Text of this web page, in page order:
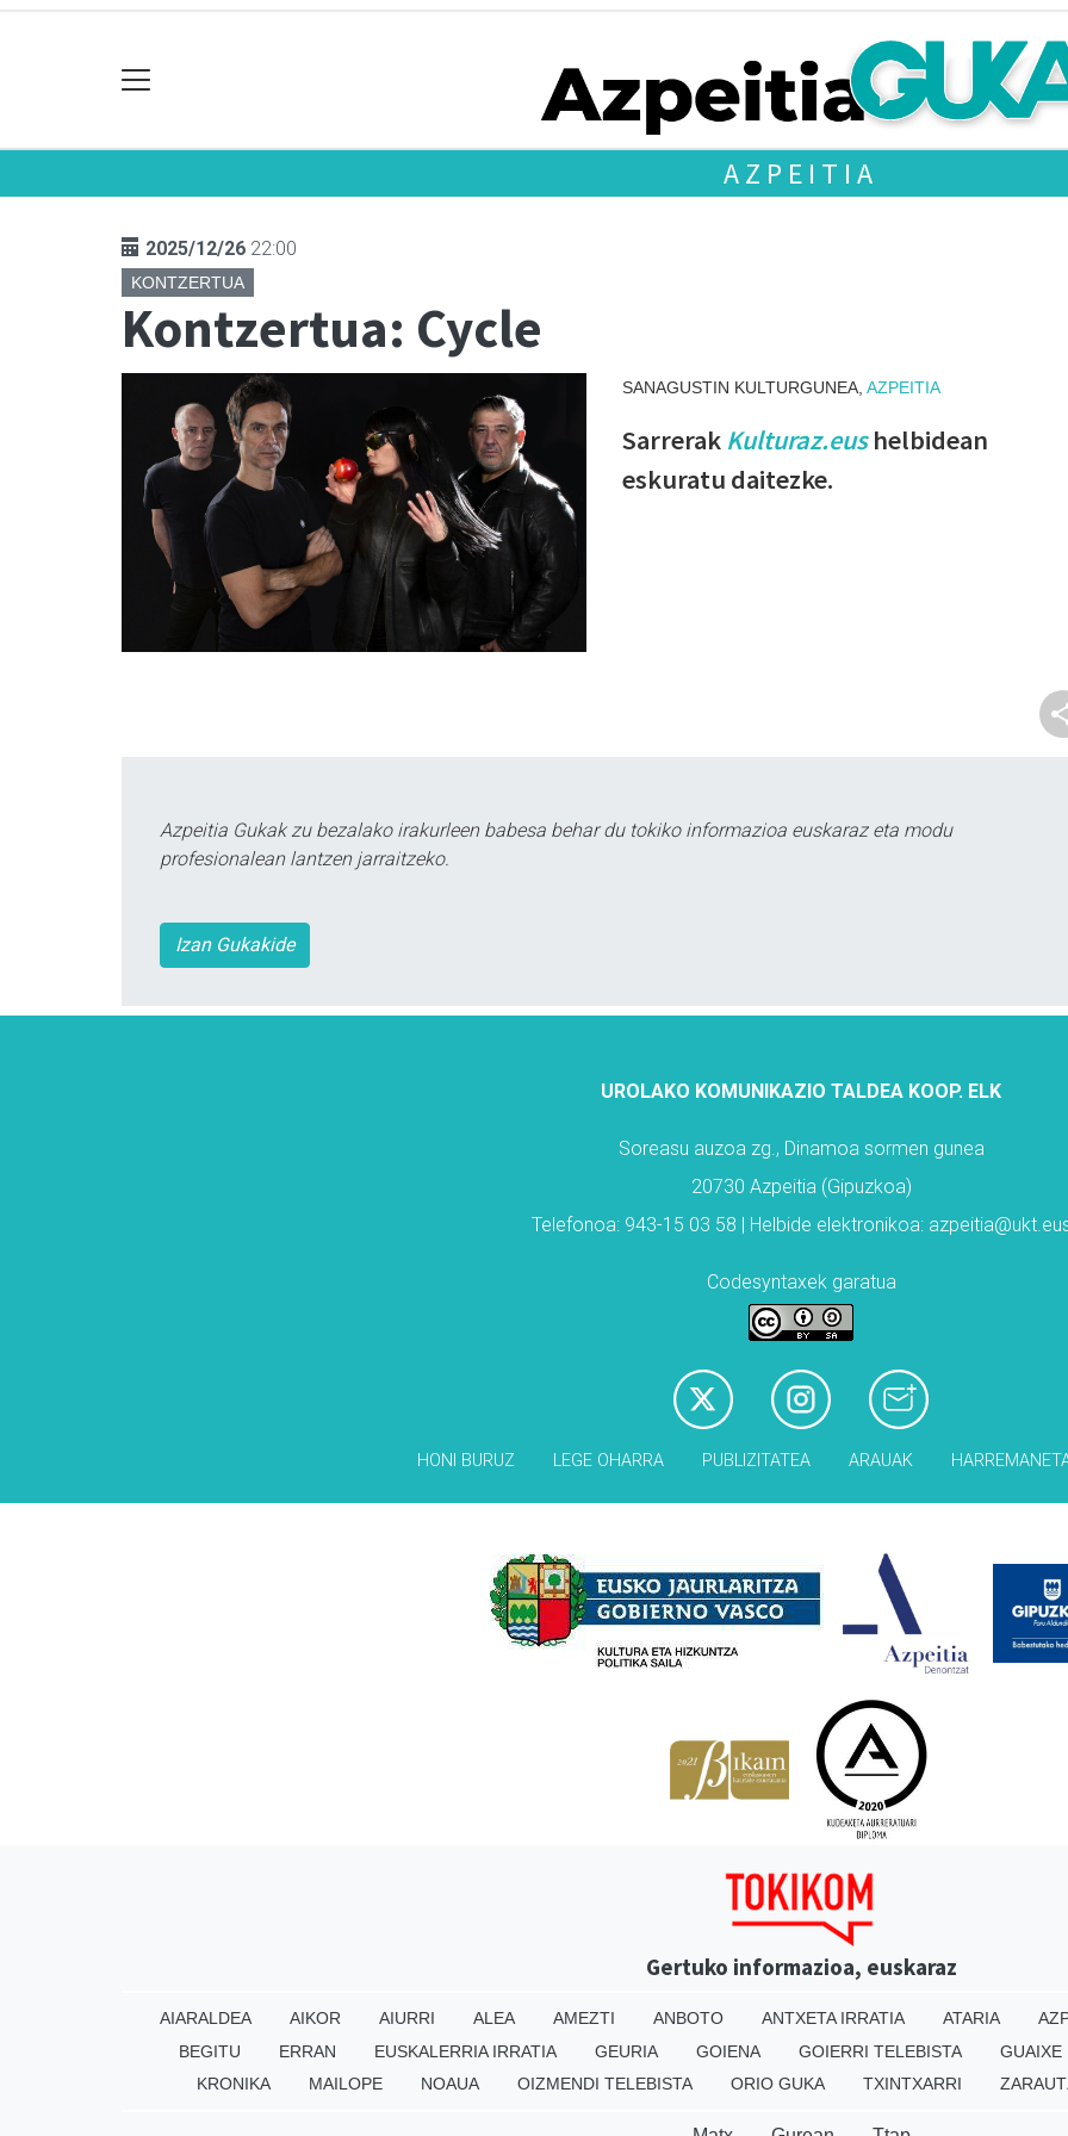
AZPEITIA
2025/12/26 22:00
KONTZERTUA
Kontzertua: Cycle
SANAGUSTIN KULTURGUNEA, AZPEITIA
Sarrerak Kulturaz.eushelbidean
eskuratu daitezke.
Azpeitia Gukak zu bezalako irakurleen babesa behar du tokiko informazioa euskaraz eta modu
profesionalean lantzen jarraitzeko.
Izan Gukakide
UROLAKO KOMUNIKAZIO TALDEA KOOP. ELK
Soreasu auzoa zg., Dinamoa sormen gunea
20730 Azpeitia (Gipuzkoa)
Telefonoa: 943-15 03 58 | Helbide elektronikoa:
Codesyntaxek garatua
HONI BURUZ LEGE OHARRA PUBLIZITATEA ARAUAK
Gertuko informazioa, euskaraz
AIARALDEA AIKOR AIURRI ALEA AMEZTI ANBOTO ANTXETA IRRATIA ATARIA
BEGITU
ERRAN EUSKALERRIA IRRATIA GEURIA GOIENA GOIERRI TELEBISTA GUAIXE
KRONIKA
MAILOPE NOAUA OIZMENDI TELEBISTA ORIO GUKA TXINTXARRI